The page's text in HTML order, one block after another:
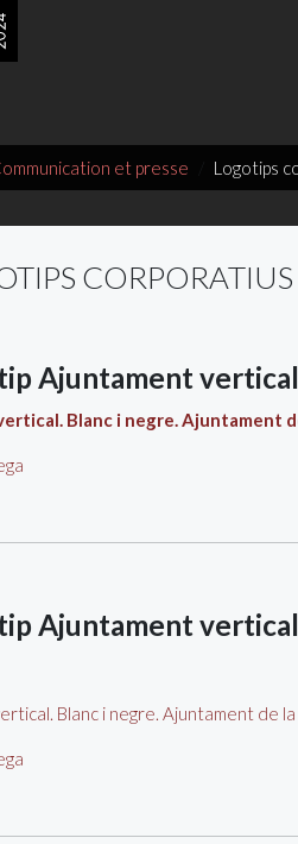
et presse Logotips
CORPORATIUS
Ajuntament
Ajuntament